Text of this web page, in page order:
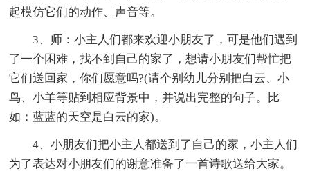
起模仿它们的动作、声音等。
3、师：小主人们都来欢迎小朋友了，可是他们遇到
了一个困难，找不到自己的家了，想请小朋友们帮忙把
它们送回家，你们愿意吗?(请个别幼儿分别把白云、小
鸟、小羊等贴到相应背景中，并说出完整的句子。比
如：蓝蓝的天空是白云的家)。
4、小朋友们把小主人都送到了自己的家，小主人们
为了表达对小朋友们的谢意准备了一首诗歌送给大家。